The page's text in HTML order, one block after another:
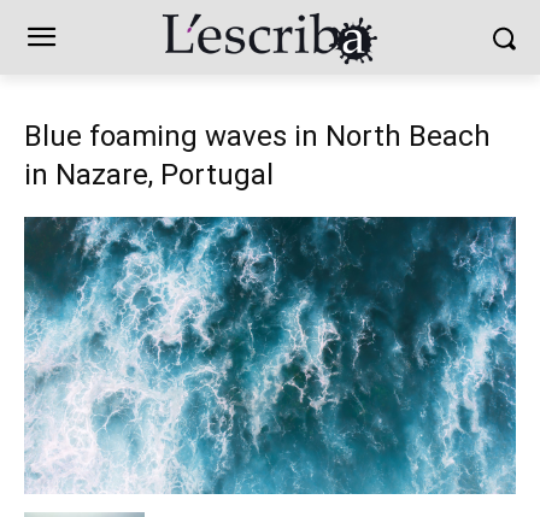
Blue foaming waves in North Beach
in Nazare, Portugal